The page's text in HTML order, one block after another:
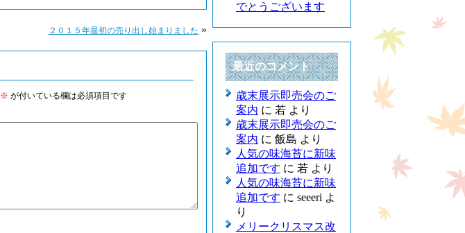
２０１５年最初の売り出し始まりました »
※ が付いている欄は必須項目です
でとうございます
最近のコメント
歳末展示即売会のご
案内 に 若 より
歳末展示即売会のご
案内 に 飯島 より
人気の味海苔に新味
追加です に 若 より
人気の味海苔に新味
追加です に seeeri よ
り
メリークリスマス改